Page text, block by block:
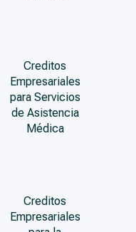
Creditos
Empresariales
para Servicios
de Asistencia
Médica
Creditos
Empresariales